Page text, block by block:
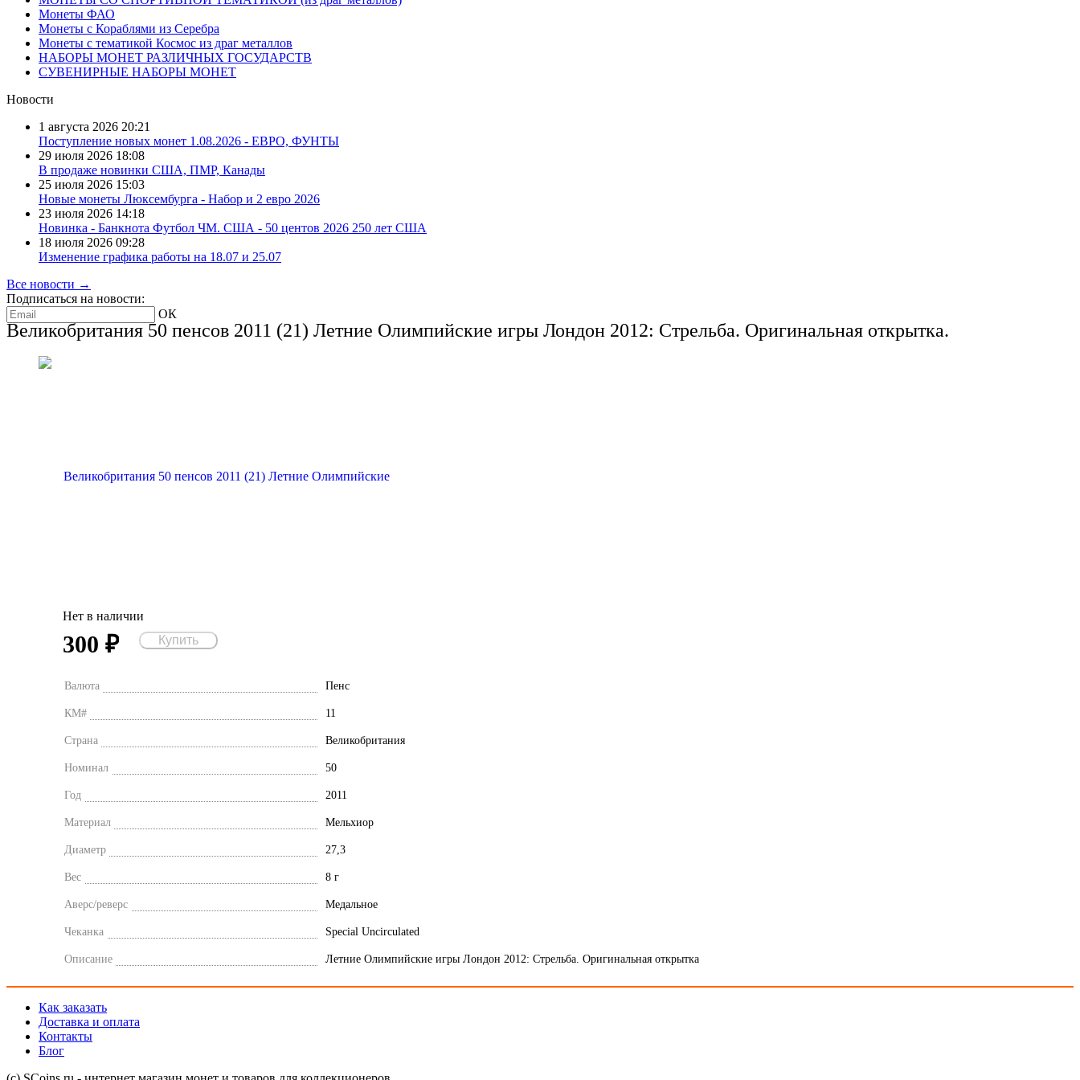
Монеты ФАО
Монеты с Кораблями из Серебра
Монеты с тематикой Космос из драг металлов
НАБОРЫ МОНЕТ РАЗЛИЧНЫХ ГОСУДАРСТВ
СУВЕНИРНЫЕ НАБОРЫ МОНЕТ
Новости
1 августа 2026 20:21
Поступление новых монет 1.08.2026 - ЕВРО, ФУНТЫ
29 июля 2026 18:08
В продаже новинки США, ПМР, Канады
25 июля 2026 15:03
Новые монеты Люксембурга - Набор и 2 евро 2026
23 июля 2026 14:18
Новинка - Банкнота Футбол ЧМ. США - 50 центов 2026 250 лет США
18 июля 2026 09:28
Изменение графика работы на 18.07 и 25.07
Все новости →
Подписаться на новости:
ОК
Великобритания 50 пенсов 2011 (21) Летние Олимпийские игры Лондон 2012: Стрельба. Оригинальная открытка.
Нет в наличии
300 ₽
Валюта Пенс
КМ# 11
Страна Великобритания
Номинал 50
Год 2011
Материал Мельхиор
Диаметр 27,3
Вес 8 г
Аверс/реверс Медальное
Чеканка Special Uncirculated
Описание Летние Олимпийские игры Лондон 2012: Стрельба. Оригинальная открытка
Как заказать
Доставка и оплата
Контакты
Блог